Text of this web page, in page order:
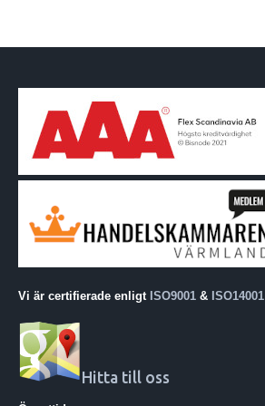
Vi är certifierade enligt ISO9001 & ISO14001
Hitta till oss